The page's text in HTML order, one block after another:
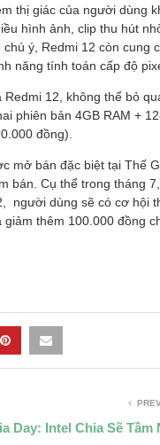
thị giác của người dùng
hình ảnh, clip thu hút
ý, Redmi 12 còn cung
năng tính toán cấp độ
12, không thể bỏ
phiên bản 4GB RAM +
đồng).
mở bán đặc biệt tại Thế
bán. Cụ thể trong tháng
người dùng sẽ có cơ hội
thêm 100.000 đồng
Day: Intel Chia Sẽ